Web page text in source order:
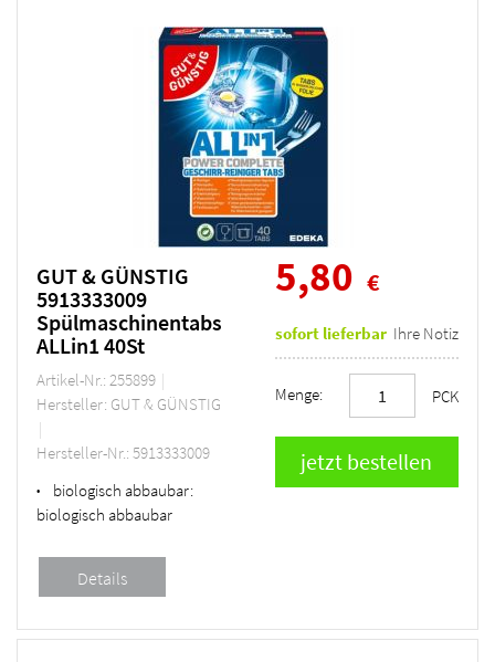
GUT & GÜNSTIG
5913333009
Spülmaschinentabs
ALLin1 40St
Artikel-Nr.: 255899
Hersteller: GUT & GÜNSTIG
Hersteller-Nr.: 5913333009
•
biologisch abbaubar:
biologisch abbaubar
5,80 €
sofort lieferbar Ihre Notiz
Menge: PCK